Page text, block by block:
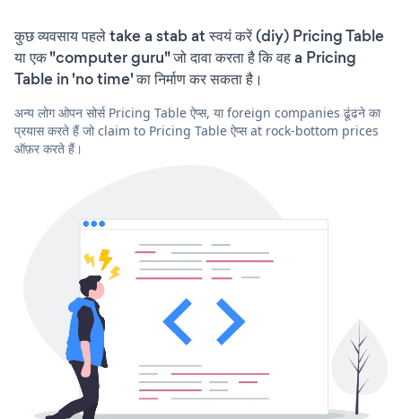
कुछ व्यवसाय पहले take a stab at स्वयं करें (diy) Pricing Table
या एक "computer guru" जो दावा करता है कि वह a Pricing
Table in 'no time' का निर्माण कर सकता है।
अन्य लोग ओपन सोर्स Pricing Table ऐप्स, या foreign companies ढूंढने का
प्रयास करते हैं जो claim to Pricing Table ऐप्स at rock-bottom prices
ऑफ़र करते हैं।